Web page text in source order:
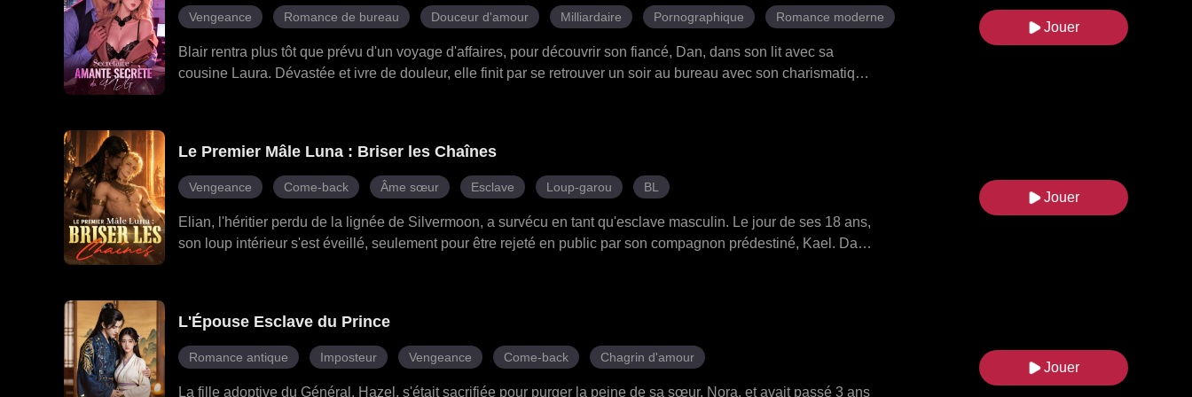
Vengeance Romance de bureau Douceur d'amour Milliardaire Pornographique Romance moderne
Blair rentra plus tôt que prévu d'un voyage d'affaires, pour découvrir son fiancé, Dan, dans son lit avec sa
cousine Laura. Dévastée et ivre de douleur, elle finit par se retrouver un soir au bureau avec son charismatique
exigences, et Dan ne cessait de la harceler. Malgré tout, Roman resta à ses côtés, et lors d'un dîner de famille,
il dévoila chaque mensonge. Avec ses deux meilleures amies à ses côtés et la protection inébranlable de
Roman, Blair se libéra de son passé toxique, juste au moment où Roman se mit à genoux pour lui déclarer son
amour.
Jouer
Le Premier Mâle Luna : Briser les Chaînes
Vengeance Come-back Âme sœur Esclave Loup-garou BL
Elian, l'héritier perdu de la lignée de Silvermoon, a survécu en tant qu'esclave masculin. Le jour de ses 18 ans,
son loup intérieur s'est éveillé, seulement pour être rejeté en public par son compagnon prédestiné, Kael. Dans
usurpateur. Aux côtés d'Anthony, il a renversé la vieille tradition liée à Luna - uniquement réservée aux
femmes. D'esclave à roi, Elian a bouleversé les lois de l'empire et pris sa place aux côtés du prince qu'il aimait
profondément.
Jouer
L'Épouse Esclave du Prince
Romance antique Imposteur Vengeance Come-back Chagrin d'amour
La fille adoptive du Général, Hazel, s'était sacrifiée pour purger la peine de sa sœur, Nora, et avait passé 3 ans
Jouer